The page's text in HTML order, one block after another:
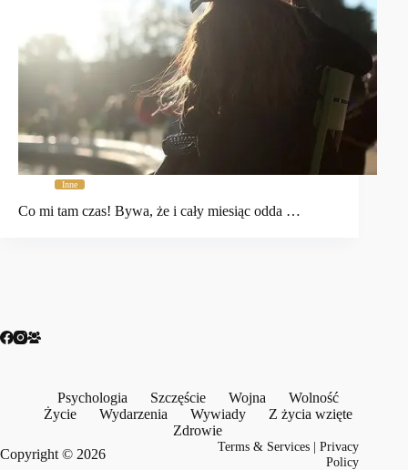
Inne
Co mi tam czas! Bywa, że i cały miesiąc odda …
Psychologia Szczęście Wojna
Wolność
Życie
Wydarzenia Wywiady
Z życia wzięte
Zdrowie
Copyright © 2026
Terms & Services |Privacy
Policy